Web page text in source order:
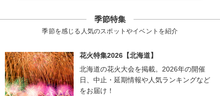
季節特集
季節を感じる人気のスポットやイベントを紹介
花火特集2026【北海道】
北海道の花火大会を掲載。2026年の開催
日、中止・延期情報や人気ランキングなど
をお届け！